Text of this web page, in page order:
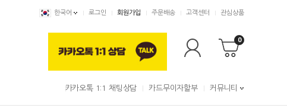
한국어 로그인 회원가입 주문배송 고객센터 관심상품
0
카카오톡 1:1 채팅상담 카드무이자할부 커뮤니티